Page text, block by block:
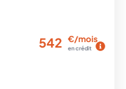
542 €/mois
en crédit